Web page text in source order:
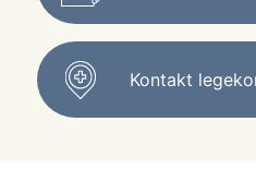
Kontakt